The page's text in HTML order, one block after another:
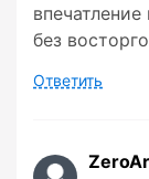
без
Ответить